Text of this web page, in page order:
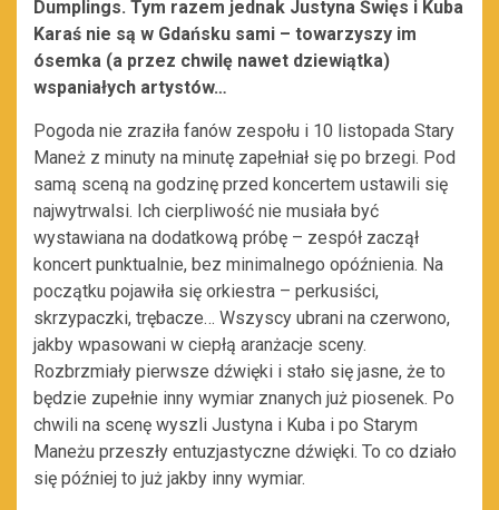
Dumplings. Tym razem jednak Justyna Święs i Kuba
Karaś nie są w Gdańsku sami – towarzyszy im
ósemka (a przez chwilę nawet dziewiątka)
wspaniałych artystów…
Pogoda nie zraziła fanów zespołu i 10 listopada Stary
Maneż z minuty na minutę zapełniał się po brzegi. Pod
samą sceną na godzinę przed koncertem ustawili się
najwytrwalsi. Ich cierpliwość nie musiała być
wystawiana na dodatkową próbę – zespół zaczął
koncert punktualnie, bez minimalnego opóźnienia. Na
początku pojawiła się orkiestra – perkusiści,
skrzypaczki, trębacze… Wszyscy ubrani na czerwono,
jakby wpasowani w ciepłą aranżacje sceny.
Rozbrzmiały pierwsze dźwięki i stało się jasne, że to
będzie zupełnie inny wymiar znanych już piosenek. Po
chwili na scenę wyszli Justyna i Kuba i po Starym
Maneżu przeszły entuzjastyczne dźwięki. To co działo
się później to już jakby inny wymiar.